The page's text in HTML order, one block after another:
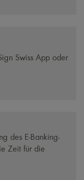
Swiss App oder
des E-Banking-
Zeit für die